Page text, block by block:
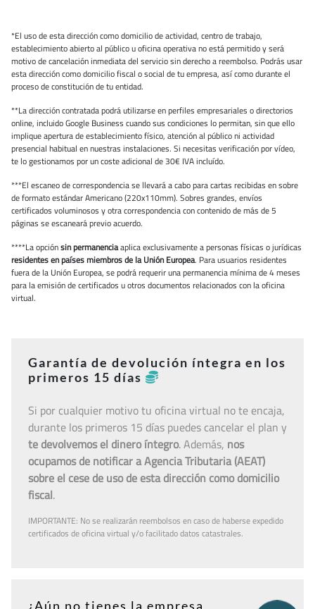
*El uso de esta dirección como domicilio de actividad, centro de trabajo,
establecimiento abierto al público u oficina operativa no está permitido y será
motivo de cancelación inmediata del servicio sin derecho a reembolso. Podrás usar
esta dirección como domicilio fiscal o social de tu empresa, así como durante el
proceso de constitución de tu entidad.
**La dirección contratada podrá utilizarse en perfiles empresariales o directorios
online, incluido Google Business cuando sus condiciones lo permitan, sin que ello
implique apertura de establecimiento físico, atención al público ni actividad
presencial habitual en nuestras instalaciones. Si necesitas verificación por vídeo,
te lo gestionamos por un coste adicional de 30€ IVA incluído.
***El escaneo de correspondencia se llevará a cabo para cartas recibidas en sobre
de formato estándar Americano (220x110mm). Sobres grandes, envíos
certificados voluminosos y otra correspondencia con contenido de más de 5
páginas se escaneará previo acuerdo.
****La opciónsin permanenciaaplica exclusivamente a personas físicas o jurídicas
residentes en países miembros de la Unión Europea. Para usuarios residentes
fuera de la Unión Europea, se podrá requerir una permanencia mínima de 4 meses
para la emisión de certificados u otros documentos relacionados con la oficina
virtual.
Garantía de devolución íntegra en los
primeros 15 días
Si por cualquier motivo tu oficina virtual no te encaja,
durante los primeros 15 días puedes cancelar el plan y
te devolvemos el dinero íntegro. Además, nos
ocupamos de notificar a Agencia Tributaria (AEAT)
sobre el cese de uso de esta dirección como domicilio
fiscal.
IMPORTANTE: No se realizarán reembolsos en caso de haberse expedido
certificados de oficina virtual y/o facilitado datos catastrales.
¿Aún no tienes la empresa